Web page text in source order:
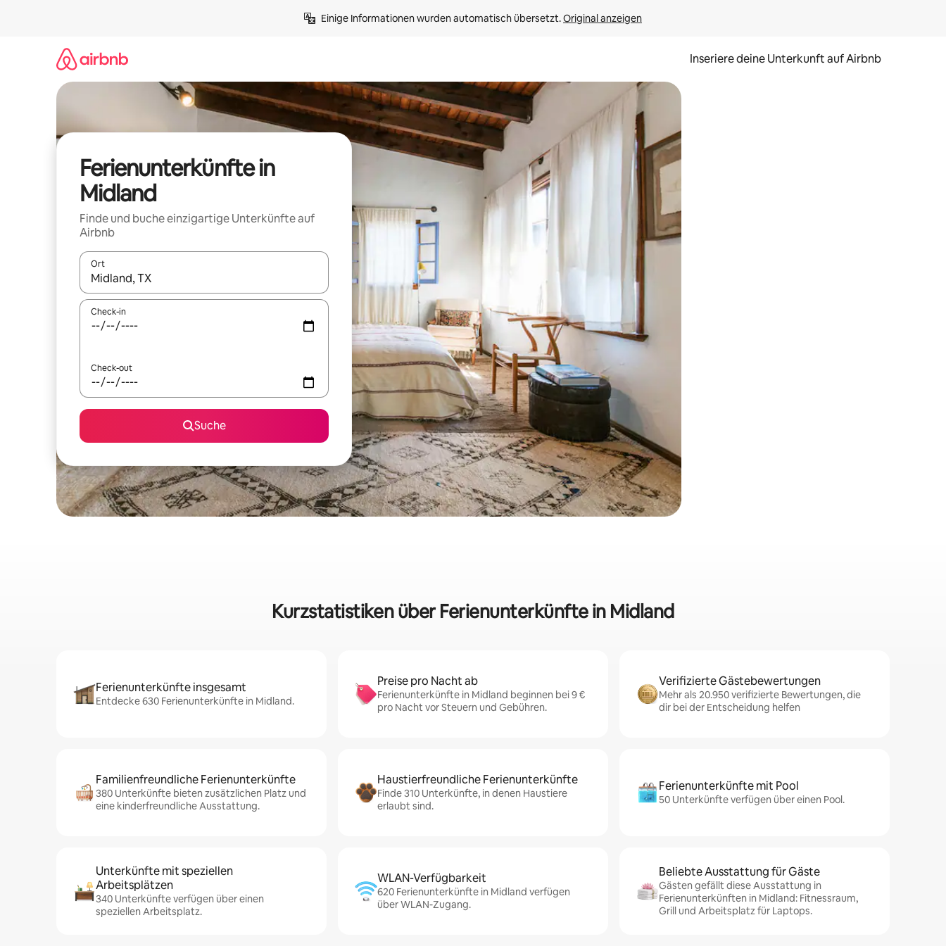
Einige Informationen wurden automatisch übersetzt. Original anzeigen
Inseriere deine Unterkunft auf Airbnb
Ferienunterkünfte in
Midland
Finde und buche einzigartige Unterkünfte auf
Airbnb
Ort
Wenn Ergebnisse verfügbar sind, navigiere mit den Pfeiltasten nach oben und unten oder erkunde die Ergebnisse durch Berühren oder Wischgesten.
Check-in
Check-out
Suche
Kurzstatistiken über Ferienunterkünfte in Midland
Ferienunterkünfte insgesamt
Entdecke 630 Ferienunterkünfte in Midland.
Preise pro Nacht ab
Ferienunterkünfte in Midland beginnen bei 9 €
pro Nacht vor Steuern und Gebühren.
Verifizierte Gästebewertungen
Mehr als 20.950 verifizierte Bewertungen, die
dir bei der Entscheidung helfen
Familienfreundliche Ferienunterkünfte
380 Unterkünfte bieten zusätzlichen Platz und
eine kinderfreundliche Ausstattung.
Haustierfreundliche Ferienunterkünfte
Finde 310 Unterkünfte, in denen Haustiere
erlaubt sind.
Ferienunterkünfte mit Pool
50 Unterkünfte verfügen über einen Pool.
Unterkünfte mit speziellen
Arbeitsplätzen
340 Unterkünfte verfügen über einen
speziellen Arbeitsplatz.
WLAN-Verfügbarkeit
620 Ferienunterkünfte in Midland verfügen
über WLAN-Zugang.
Beliebte Ausstattung für Gäste
Gästen gefällt diese Ausstattung in
Ferienunterkünften in Midland: Fitnessraum,
Grill und Arbeitsplatz für Laptops.